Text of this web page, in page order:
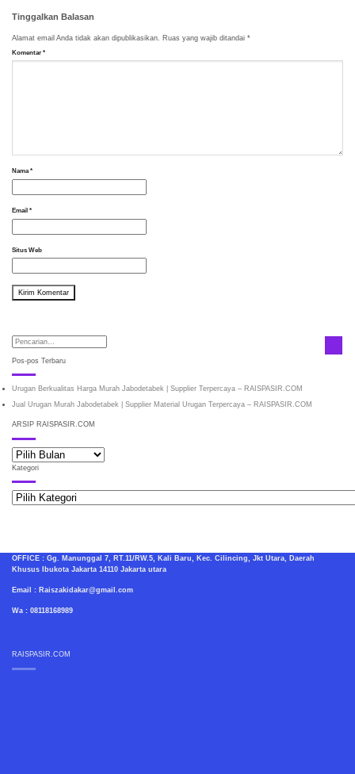
Tinggalkan Balasan
Alamat email Anda tidak akan dipublikasikan. Ruas yang wajib ditandai *
Komentar *
Nama*
Email *
Situs Web
Pos-pos Terbaru
Urugan Berkualitas Harga Murah Jabodetabek | Supplier Terpercaya – RAISPASIR.COM
Jual Urugan Murah Jabodetabek | Supplier Material Urugan Terpercaya – RAISPASIR.COM
ARSIP RAISPASIR.COM
ARSIP
RAISPASIR.COM
Kategori
Kategori
OFFICE : Gg. Manunggal 7, RT.11/RW.5, Kali Baru, Kec. Cilincing, Jkt Utara, Daerah
Khusus Ibukota Jakarta 14110 Jakarta utara
Email : Raiszakidakar@gmail.com
Wa : 08118168989
RAISPASIR.COM